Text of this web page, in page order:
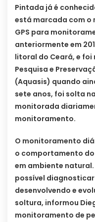
Pintada já é
está marcada com o
GPS para
anteriormente em
litoral do Ceará, e
Pesquisa e
(Aquasis) quando
sete anos, foi solta
monitorada
monitoramento.
O monitoramento
o comportamento
em ambiente
possível
desenvolvendo e
soltura, informou
monitoramento de